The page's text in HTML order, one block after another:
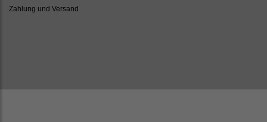
Zahlung und Versand